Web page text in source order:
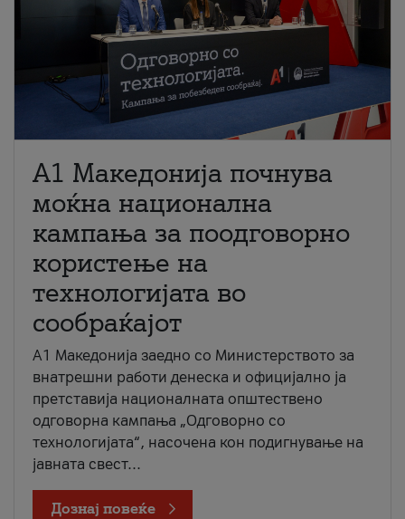
A1 Македонија почнува
моќна национална
кампања за поодговорно
користење на
технологијата во
сообраќајот
A1 Македонија заедно со Министерството за
внатрешни работи денеска и официјално ја
претставија националната општествено
одговорна кампања „Одговорно со
технологијата“, насочена кон подигнување на
јавната свест...
Дознај повеќе